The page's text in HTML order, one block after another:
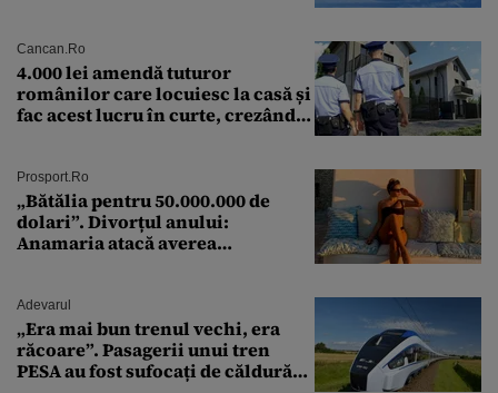
Cancan.ro
4.000 lei amendă tuturor
românilor care locuiesc la casă și
fac acest lucru în curte, crezând
Prosport.ro
„Bătălia pentru 50.000.000 de
dolari”. Divorțul anului:
Anamaria atacă averea
Adevarul
„Era mai bun trenul vechi, era
răcoare”. Pasagerii unui tren
PESA au fost sufocați de căldură